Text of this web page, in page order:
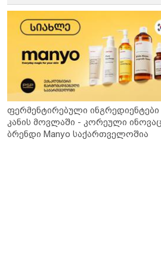
ფერმენტირებული ინგრედიენტები
კანის მოვლაში - კორეული
ბრენდი Manyo საქართველოშია